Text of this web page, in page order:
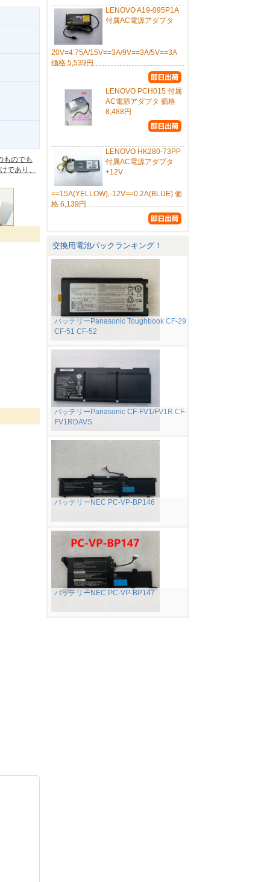
ものでも
であり、
LENOVO A19-095P1A
付属AC電源アダプタ
20V=4.75A/15V==3A/9V==3A/5V==3A
価格 5,539円
LENOVO PCH015 付属
AC電源アダプタ 価格
8,488円
LENOVO HK280-73PP
付属AC電源アダプタ
+12V
==15A(YELLOW),-12V==0.2A(BLUE) 価
格 6,139円
交換用電池パックランキング！
バッテリーPanasonic Toughbook CF-29
CF-51 CF-52
バッテリーPanasonic CF-FV1/FV1R CF-
FV1RDAVS
バッテリーNEC PC-VP-BP146
バッテリーNEC PC-VP-BP147